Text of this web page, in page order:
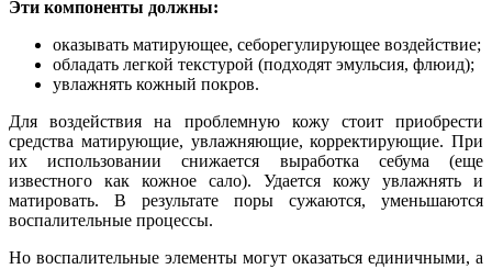
Эти компоненты должны:
оказывать матирующее, себорегулирующее воздействие;
обладать легкой текстурой (подходят эмульсия, флюид);
увлажнять кожный покров.
Для воздействия на проблемную кожу стоит приобрести
средства матирующие, увлажняющие, корректирующие. При
их использовании снижается выработка себума (еще
известного как кожное сало). Удается кожу увлажнять и
матировать. В результате поры сужаются, уменьшаются
воспалительные процессы.
Но воспалительные элементы могут оказаться единичными, а